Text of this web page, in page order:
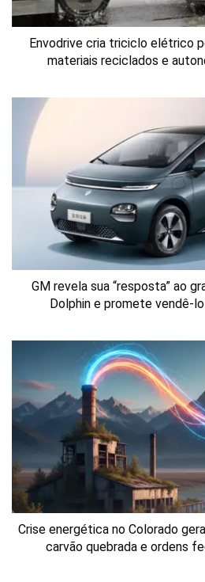
Envodrive cria triciclo elétrico
materiais reciclados e
GM revela sua “resposta” ao
Dolphin e promete vendê-
Crise energética no Colorado
carvão quebrada e ordens